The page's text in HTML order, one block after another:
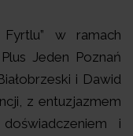
w ramach
Jeden Poznań
i Dawid
z entuzjazmem
i